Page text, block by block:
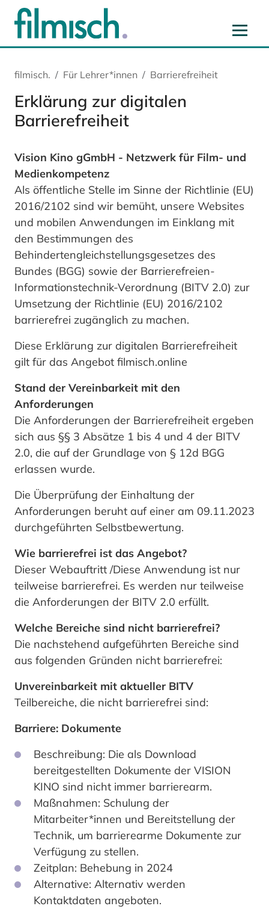
Hauptinhalt springen
Hauptnavigation springen
Cookie-Einstellungen springen
Startseite springen
filmisch. Für Lehrer*innen Barrierefreiheit
Erklärung zur digitalen
Barrierefreiheit
Vision Kino gGmbH - Netzwerk für Film- und
Medienkompetenz
Als öffentliche Stelle im Sinne der Richtlinie (EU)
2016/2102 sind wir bemüht, unsere Websites
und mobilen Anwendungen im Einklang mit
den Bestimmungen des
Behindertengleichstellungsgesetzes des
Bundes (BGG) sowie der Barrierefreien-
Informationstechnik-Verordnung (BITV 2.0) zur
Umsetzung der Richtlinie (EU) 2016/2102
barrierefrei zugänglich zu machen.
Diese Erklärung zur digitalen Barrierefreiheit
gilt für das Angebot filmisch.online
Stand der Vereinbarkeit mit den
Anforderungen
Die Anforderungen der Barrierefreiheit ergeben
sich aus §§ 3 Absätze 1 bis 4 und 4 der BITV
2.0, die auf der Grundlage von § 12d BGG
erlassen wurde.
Die Überprüfung der Einhaltung der
Anforderungen beruht auf einer am 09.11.2023
durchgeführten Selbstbewertung.
Wie barrierefrei ist das Angebot?
Dieser Webauftritt /Diese Anwendung ist nur
teilweise barrierefrei. Es werden nur teilweise
die Anforderungen der BITV 2.0 erfüllt.
Welche Bereiche sind nicht barrierefrei?
Die nachstehend aufgeführten Bereiche sind
aus folgenden Gründen nicht barrierefrei:
Unvereinbarkeit mit aktueller BITV
Teilbereiche, die nicht barrierefrei sind:
Barriere: Dokumente
Beschreibung: Die als Download
bereitgestellten Dokumente der VISION
KINO sind nicht immer barrierearm.
Maßnahmen: Schulung der
Mitarbeiter*innen und Bereitstellung der
Technik, um barrierearme Dokumente zur
Verfügung zu stellen.
Zeitplan: Behebung in 2024
Alternative: Alternativ werden
Kontaktdaten angeboten.